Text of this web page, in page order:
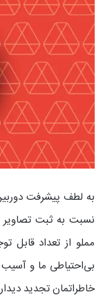
به لطف پیشرفت
نسبت به ثبت
مملو از تعداد
بی‌احتیاطی ما و آسیب
خاطراتمان تجدید